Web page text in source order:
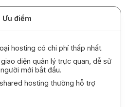
Ưu điểm
hosting có chi phí thấp nhất.
diện quản lý trực quan, dễ sử
mới bắt đầu.
hosting thường hỗ trợ